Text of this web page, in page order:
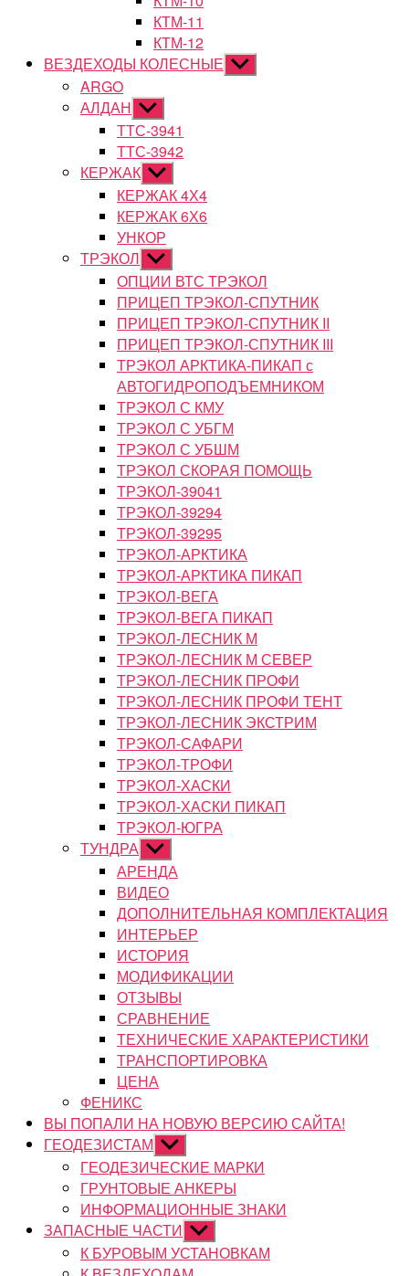
КТМ-11
КТМ-12
ВЕЗДЕХОДЫ КОЛЕСНЫЕ Показывать
подменю
ARGO
АЛДАН Показывать
подменю
ТТС-3941
ТТС-3942
КЕРЖАК Показывать
подменю
КЕРЖАК 4Х4
КЕРЖАК 6Х6
УНКОР
ТРЭКОЛ Показывать
подменю
ОПЦИИ ВТС ТРЭКОЛ
ПРИЦЕП ТРЭКОЛ-СПУТНИК
ПРИЦЕП ТРЭКОЛ-СПУТНИК II
ПРИЦЕП ТРЭКОЛ-СПУТНИК III
ТРЭКОЛ АРКТИКА-ПИКАП с
АВТОГИДРОПОДЪЕМНИКОМ
ТРЭКОЛ С КМУ
ТРЭКОЛ С УБГМ
ТРЭКОЛ С УБШМ
ТРЭКОЛ СКОРАЯ ПОМОЩЬ
ТРЭКОЛ-39041
ТРЭКОЛ-39294
ТРЭКОЛ-39295
ТРЭКОЛ-АРКТИКА
ТРЭКОЛ-АРКТИКА ПИКАП
ТРЭКОЛ-ВЕГА
ТРЭКОЛ-ВЕГА ПИКАП
ТРЭКОЛ-ЛЕСНИК М
ТРЭКОЛ-ЛЕСНИК М СЕВЕР
ТРЭКОЛ-ЛЕСНИК ПРОФИ
ТРЭКОЛ-ЛЕСНИК ПРОФИ ТЕНТ
ТРЭКОЛ-ЛЕСНИК ЭКСТРИМ
ТРЭКОЛ-САФАРИ
ТРЭКОЛ-ТРОФИ
ТРЭКОЛ-ХАСКИ
ТРЭКОЛ-ХАСКИ ПИКАП
ТРЭКОЛ-ЮГРА
ТУНДРА Показывать
подменю
АРЕНДА
ВИДЕО
ДОПОЛНИТЕЛЬНАЯ КОМПЛЕКТАЦИЯ
ИНТЕРЬЕР
ИСТОРИЯ
МОДИФИКАЦИИ
ОТЗЫВЫ
СРАВНЕНИЕ
ТЕХНИЧЕСКИЕ ХАРАКТЕРИСТИКИ
ТРАНСПОРТИРОВКА
ЦЕНА
ФЕНИКС
ВЫ ПОПАЛИ НА НОВУЮ ВЕРСИЮ САЙТА!
ГЕОДЕЗИСТАМ Показывать
подменю
ГЕОДЕЗИЧЕСКИЕ МАРКИ
ГРУНТОВЫЕ АНКЕРЫ
ИНФОРМАЦИОННЫЕ ЗНАКИ
ЗАПАСНЫЕ ЧАСТИ Показывать
подменю
К БУРОВЫМ УСТАНОВКАМ